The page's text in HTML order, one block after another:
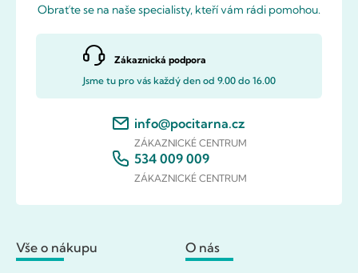
Obraťte se na naše specialisty, kteří vám rádi pomohou.
Zákaznická podpora
Jsme tu pro vás každý den od 9.00 do 16.00
info@pocitarna.cz
ZÁKAZNICKÉ CENTRUM
534 009 009
ZÁKAZNICKÉ CENTRUM
Vše o nákupu O nás